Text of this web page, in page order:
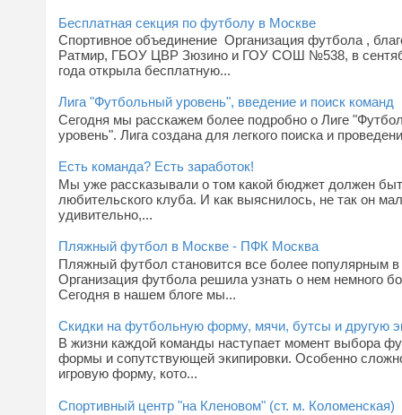
Бесплатная секция по футболу в Москве
Спортивное объединение Организация футбола ,
Ратмир, ГБОУ ЦВР Зюзино и ГОУ СОШ №538, в
года открыла бесплатную...
Лига "Футбольный уровень", введение и поиск команд
Сегодня мы расскажем более подробно о Лиге
уровень". Лига создана для легкого поиска и
Есть команда? Есть заработок!
Мы уже рассказывали о том какой бюджет должен
любительского клуба. И как выяснилось, не так он
удивительно,...
Пляжный футбол в Москве - ПФК Москва
Пляжный футбол становится все более популярным в
Организация футбола решила узнать о нем немного
Сегодня в нашем блоге мы...
Скидки на футбольную форму, мячи, бутсы и другую
В жизни каждой команды наступает момент выбора
формы и сопутствующей экипировки. Особенно
игровую форму, кото...
Спортивный центр "на Кленовом" (ст. м. Коломенская)